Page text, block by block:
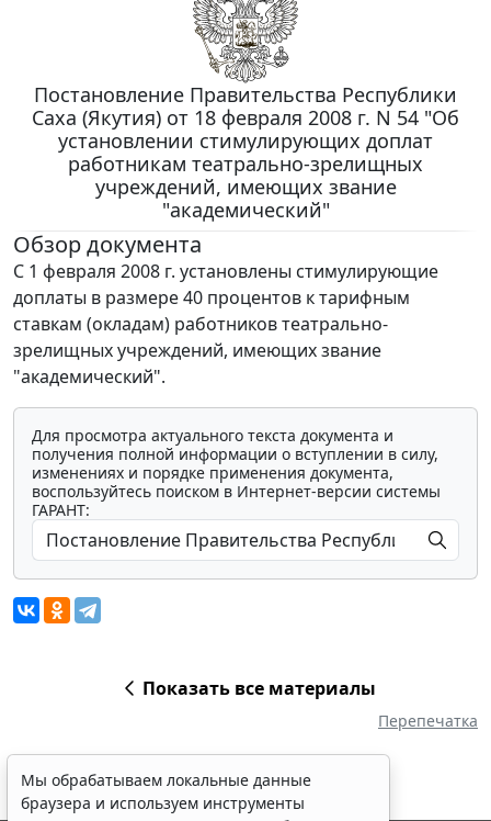
Постановление Правительства Республики
Саха (Якутия) от 18 февраля 2008 г. N 54 "Об
установлении стимулирующих доплат
работникам театрально-зрелищных
учреждений, имеющих звание
"академический"
Обзор документа
С 1 февраля 2008 г. установлены стимулирующие
доплаты в размере 40 процентов к тарифным
ставкам (окладам) работников театрально-
зрелищных учреждений, имеющих звание
"академический".
Для просмотра актуального текста документа и
получения полной информации о вступлении в силу,
изменениях и порядке применения документа,
воспользуйтесь поиском в Интернет-версии системы
ГАРАНТ:
Показать все материалы
Перепечатка
Мы обрабатываем локальные данные
браузера и используем инструменты